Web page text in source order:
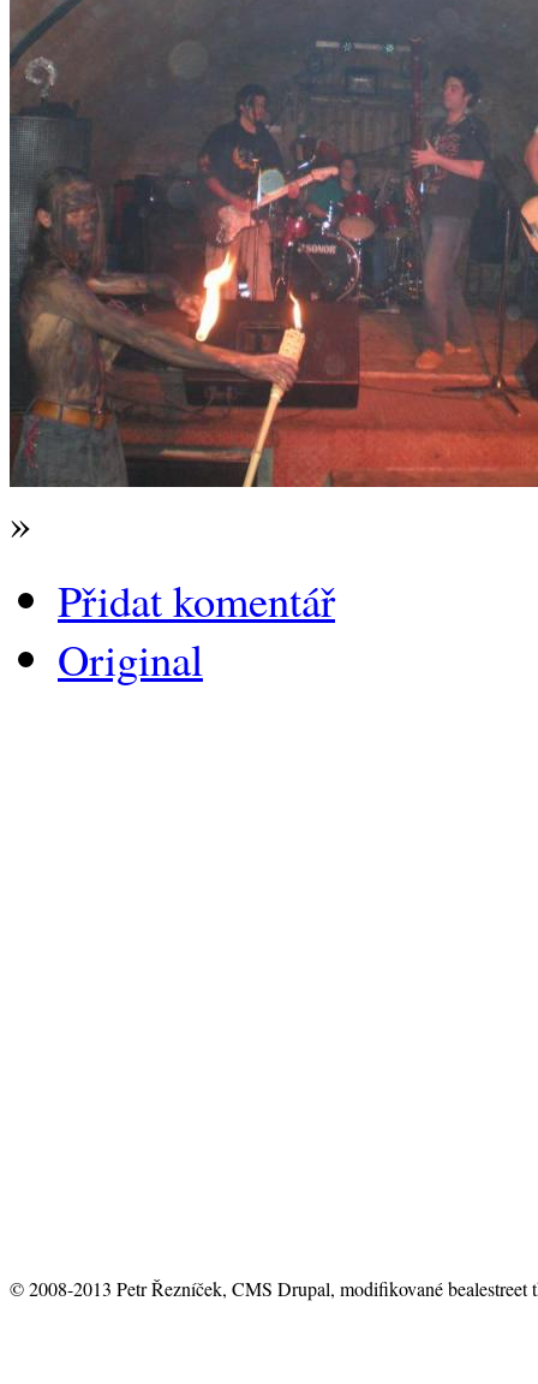
»
Přidat komentář
Original
© 2008-2013 Petr Řezníček, CMS Drupal, modifikované bealestreet